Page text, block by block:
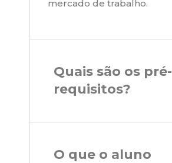
mercado de trabalho.
Quais são os pré-
requisitos?
O que o aluno